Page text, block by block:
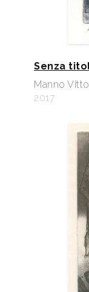
Senza
Manno
2017